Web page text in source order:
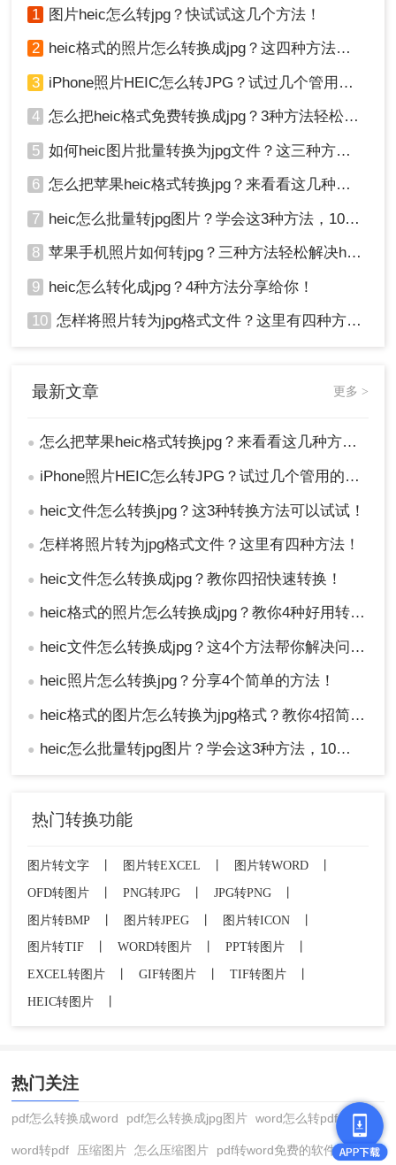
如果自己手中的照片不是JPG格式，
heic如何转jpg？和转转师妹一起来学
学吧！
1 图片heic怎么转jpg？快试试这几个方法！
2 heic格式的照片怎么转换成jpg？这四种方法快速转换格式！
3 iPhone照片HEIC怎么转JPG？试过几个管用的方法！
4 怎么把heic格式免费转换成jpg？3种方法轻松解决，原来这么简单！
5 如何heic图片批量转换为jpg文件？这三种方法快速转换格式！
6 怎么把苹果heic格式转换jpg？来看看这几种方法吧！
7 heic怎么批量转jpg图片？学会这3种方法，10秒转换上百张图片。
8 苹果手机照片如何转jpg？三种方法轻松解决heic图片转换！
9 heic怎么转化成jpg？4种方法分享给你！
10 怎样将照片转为jpg格式文件？这里有四种方法！
最新文章 更多 >
● 怎么把苹果heic格式转换jpg？来看看这几种方法吧！
● iPhone照片HEIC怎么转JPG？试过几个管用的方法！
● heic文件怎么转换jpg？这3种转换方法可以试试！
● 怎样将照片转为jpg格式文件？这里有四种方法！
● heic文件怎么转换成jpg？教你四招快速转换！
● heic格式的照片怎么转换成jpg？教你4种好用转换方法！
● heic文件怎么转换成jpg？这4个方法帮你解决问题！
● heic照片怎么转换jpg？分享4个简单的方法！
● heic格式的图片怎么转换为jpg格式？教你4招简便的转换方法！
● heic怎么批量转jpg图片？学会这3种方法，10秒转换上百张图片。
热门转换功能
图片转文字 图片转EXCEL 图片转WORD
OFD转图片
PNG转JPG JPG转PNG
图片转BMP
丨 图片转JPEG 丨 图片转ICON
丨
图片转TIF
WORD转图片 PPT转图片
EXCEL转图片
GIF转图片 TIF转图片
HEIC转图片
热门关注
pdf怎么转换成word pdf怎么转换成jpg图片 word怎么转pdf
word转pdf 压缩图片 怎么压缩图片 pdf转word免费的软件